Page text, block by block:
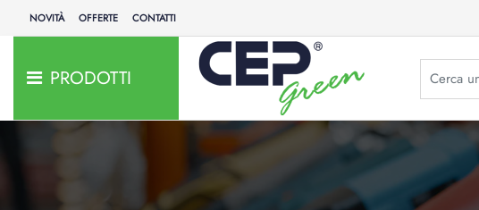
NOVITÀ OFFERTE CONTATTI
PRODOTTI